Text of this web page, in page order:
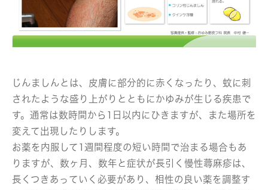
じんましんとは、皮膚に部分的に赤くなったり、蚊に刺
されたような盛り上がりとともにかゆみが生じる疾患で
す。通常は数時間から1日以内にひきますが、また場所を
変えて出現したりします。
お薬を内服して1週間程度の短い時間で治まる場合もあ
りますが、数ヶ月、数年と症状が長引く慢性蕁麻疹は、
長くつきあっていく必要があり、相性の良い薬を調整す